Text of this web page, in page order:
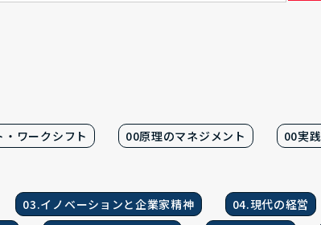
ワークシフト 00原理のマネジメント 00実
03.イノベーションと企業家精神
04.現代の経営